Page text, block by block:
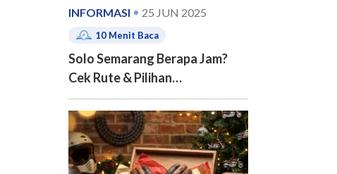
INFORMASI 25 JUN 2025
10 Menit Baca
Solo Semarang Berapa Jam?
Cek Rute & Pilihan
Transportasinya